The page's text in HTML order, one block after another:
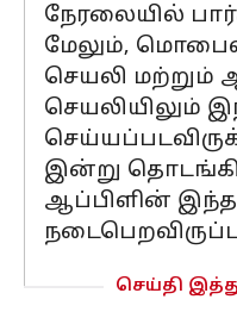
நேரலையில்
மேலும்,
செயலி மற்றும்
செயலியிலும்
இன்று
ஆப்பிளின் இந்த
செய்தி